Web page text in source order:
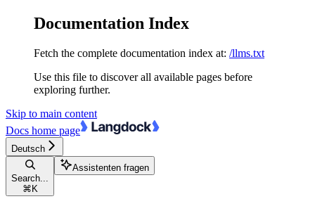
Documentation Index
Fetch the complete documentation index at: /llms.txt
Use this file to discover all available pages before
exploring further.
Skip to main content
Docs home page
Deutsch
Search...
⌘ K
Assistenten fragen